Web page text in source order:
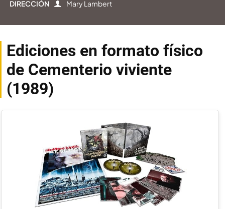
DIRECCIÓN Mary Lambert
Ediciones en formato físico
de Cementerio viviente
(1989)